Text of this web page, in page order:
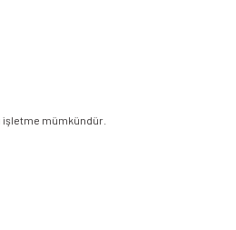
işletme mümkündür.